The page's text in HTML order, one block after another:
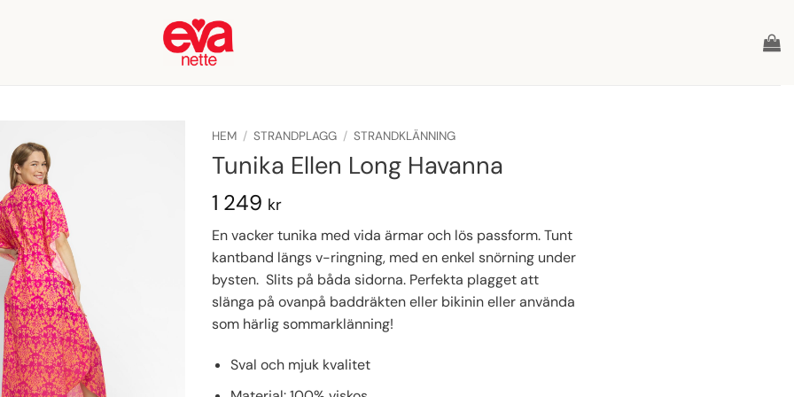
HEM / STRANDPLAGG / STRANDKLÄNNING
Tunika Ellen Long Havanna
1 249 kr
En vacker tunika med vida ärmar och lös passform. Tunt
kantband längs v-ringning, med en enkel snörning under
bysten. Slits på båda sidorna. Perfekta plagget att
slänga på ovanpå baddräkten eller bikinin eller använda
som härlig sommarklänning!
Sval och mjuk kvalitet